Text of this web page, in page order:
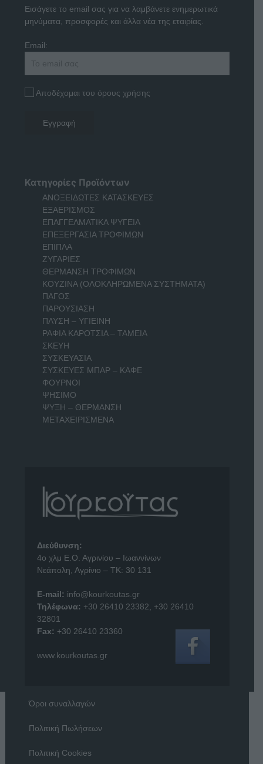
Εισάγετε το email σας για να λαμβάνετε ενημερωτικά
μηνύματα, προσφορές και άλλα νέα της εταιρίας.
Email:
Αποδέχομαι του όρους χρήσης
Κατηγορίες Προϊόντων
ΑΝΟΞΕΙΔΩΤΕΣ ΚΑΤΑΣΚΕΥΕΣ
ΕΞΑΕΡΙΣΜΟΣ
ΕΠΑΓΓΕΛΜΑΤΙΚΑ ΨΥΓΕΙΑ
ΕΠΕΞΕΡΓΑΣΙΑ ΤΡΟΦΙΜΩΝ
ΕΠΙΠΛΑ
ΖΥΓΑΡΙΕΣ
ΘΕΡΜΑΝΣΗ ΤΡΟΦΙΜΩΝ
ΚΟΥΖΙΝΑ (ΟΛΟΚΛΗΡΩΜΕΝΑ ΣΥΣΤΗΜΑΤΑ)
ΠΑΓΟΣ
ΠΑΡΟΥΣΙΑΣΗ
ΠΛΥΣΗ – ΥΓΙΕΙΝΗ
ΡΑΦΙΑ ΚΑΡΟΤΣΙΑ – ΤΑΜΕΙΑ
ΣΚΕΥΗ
ΣΥΣΚΕΥΑΣΙΑ
ΣΥΣΚΕΥΕΣ ΜΠΑΡ – ΚΑΦΕ
ΦΟΥΡΝΟΙ
ΨΗΣΙΜΟ
ΨΥΞΗ – ΘΕΡΜΑΝΣΗ
ΜΕΤΑΧΕΙΡΙΣΜΕΝΑ
Διεύθυνση:
4o χλμ Ε.Ο. Αγρινίου – Ιωαννίνων
Νεάπολη, Αγρίνιο – ΤΚ: 30 131
E-mail: info@kourkoutas.gr
Τηλέφωνα: +30 26410 23382
+30 26410
32801
Fax: +30 26410 23360
www.kourkoutas.gr
Όροι συναλλαγών
Πολιτική Πωλήσεων
Πολιτική Cookies